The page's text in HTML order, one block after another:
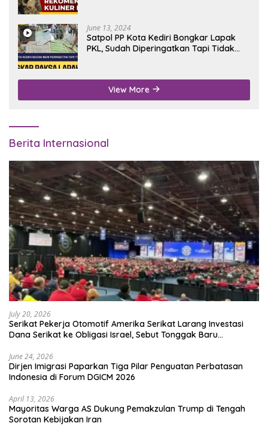
June 13, 2024
Satpol PP Kota Kediri Bongkar Lapak
PKL, Sudah Diperingatkan Tapi Tidak
View More
Berita Internasional
July 20, 2026
Serikat Pekerja Otomotif Amerika Serikat Larang Investasi
Dana Serikat ke Obligasi Israel, Sebut Tonggak Baru
June 24, 2026
Dirjen Imigrasi Paparkan Tiga Pilar Penguatan Perbatasan
Indonesia di Forum DGICM 2026
April 13, 2026
Mayoritas Warga AS Dukung Pemakzulan Trump di Tengah
Sorotan Kebijakan Iran